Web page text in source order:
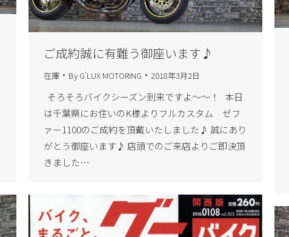
ご成約誠に有難う御座います♪
在庫 By G'LUX MOTORING 2018年3月2日
そろそろバイクシーズン到来ですよ～～！ 本日
は千葉県にお住いのK様よりフルカスタム ゼフ
ァー1100のご成約を頂戴いたしました♪ 誠にあり
がとう御座います♪ 店頭でのご来店よりご即決頂
きました…